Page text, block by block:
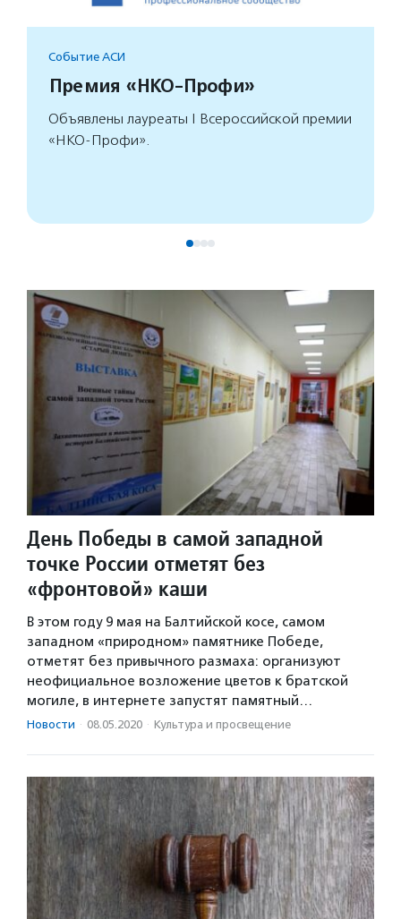
Событие АСИ
Премия «НКО-Профи»
Объявлены лауреаты I Всероссийской премии
«НКО-Профи».
День Победы в самой западной
точке России отметят без
«фронтовой» каши
В этом году 9 мая на Балтийской косе, самом
западном «природном» памятнике Победе,
отметят без привычного размаха: организуют
неофициальное возложение цветов к братской
могиле, в интернете запустят памятный…
Новости · 08.05.2020 · Культура и просвещение